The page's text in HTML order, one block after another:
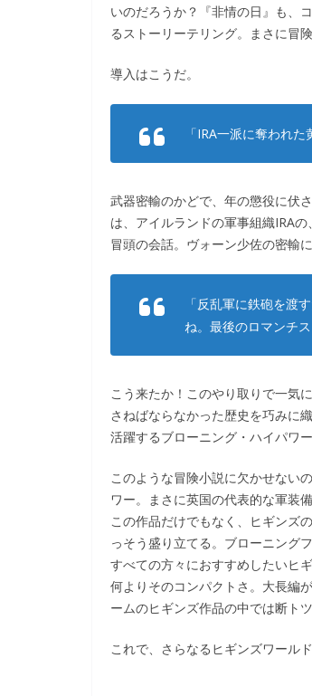
いのだろうか？『非情の日』も、
るストーリーテリング。まさに冒
導入はこうだ。
「IRA一派に奪われた
武器密輸のかどで、年の懲役に伏
は、アイルランドの軍事組織IRA
冒頭の会話。ヴォーン少佐の密輸
「反乱軍に鉄砲を渡
ね。最後のロマンチス
こう来たか！このやり取りで一気
さねばならなかった歴史を巧みに
活躍するブローニング・ハイパワー
このような冒険小説に欠かせない
ワー。まさに英国の代表的な軍装
この作品だけでもなく、ヒギンズ
っそう盛り立てる。ブローニング
すべての方々におすすめしたいヒ
何よりそのコンパクトさ。大長編
ームのヒギンズ作品の中では断ト
これで、さらなるヒギンズワール